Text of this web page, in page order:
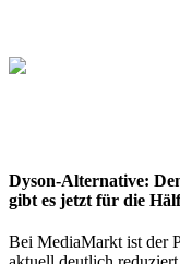
Dyson-Alternative:
gibt es jetzt für die
Bei MediaMarkt ist der